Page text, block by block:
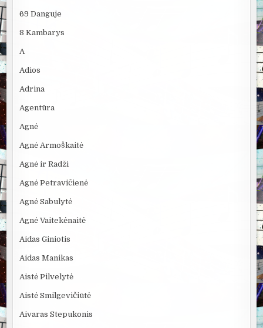
69 Danguje
8 Kambarys
A
Adios
Adrina
Agentūra
Agnė
Agnė Armoškaitė
Agnė ir Radži
Agnė Petravičienė
Agnė Sabulytė
Agnė Vaitekėnaitė
Aidas Giniotis
Aidas Manikas
Aistė Pilvelytė
Aistė Smilgevičiūtė
Aivaras Stepukonis